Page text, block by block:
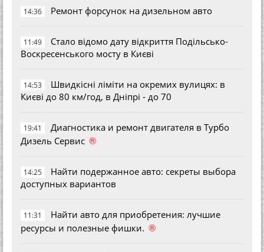
14:36 Ремонт форсунок на дизельном авто
11:49
Стало відомо дату відкриття Подільсько-
Воскресенського мосту в Києві
14:53
Швидкісні ліміти на окремих вулицях: в
Києві до 80 км/год, в Дніпрі - до 70
19:41
Диагностика и ремонт двигателя в Турбо
Дизель Сервис ®
14:25
Найти подержанное авто: секреты выбора
доступных вариантов
11:31
Найти авто для приобретения: лучшие
ресурсы и полезные фишки. ®